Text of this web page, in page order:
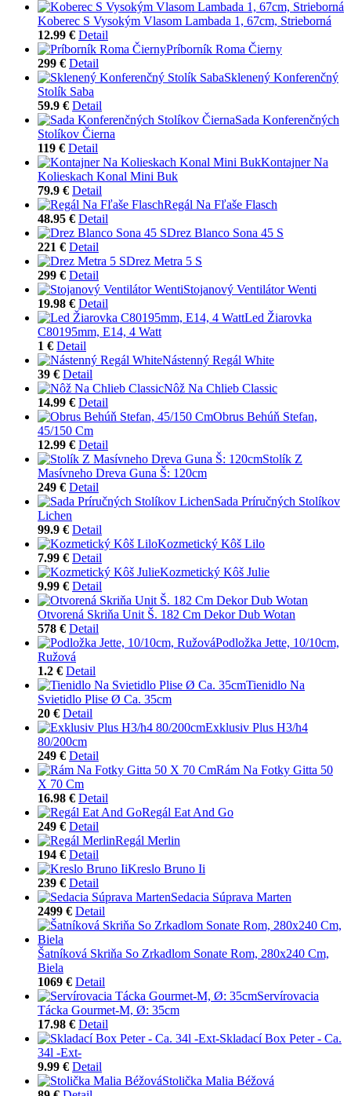
Koberec S Vysokým Vlasom Lambada 1, 67cm, Strieborná
12.99 € Detail
Príborník Roma Čierny
299 € Detail
Sklenený Konferenčný
Stolík Saba
59.9 € Detail
Sada Konferenčných
Stolíkov Čierna
119 € Detail
Kontajner Na
Kolieskach Konal Mini Buk
79.9 € Detail
Regál Na Fľaše Flasch
48.95 € Detail
Drez Blanco Sona 45 S
221 € Detail
Drez Metra 5 S
299 € Detail
Stojanový Ventilátor Wenti
19.98 € Detail
Led Žiarovka
C80195mm, E14, 4 Watt
1 € Detail
Nástenný Regál White
39 € Detail
Nôž Na Chlieb Classic
14.99 € Detail
Obrus Behúň Stefan,
45/150 Cm
12.99 € Detail
Stolík Z
Masívneho Dreva Guna Š: 120cm
249 € Detail
Sada Príručných Stolíkov
Lichen
99.9 € Detail
Kozmetický Kôš Lilo
7.99 € Detail
Kozmetický Kôš Julie
9.99 € Detail
Otvorená Skriňa Unit Š. 182 Cm Dekor Dub Wotan
578 € Detail
Podložka Jette, 10/10cm,
Ružová
1.2 € Detail
Tienidlo Na
Svietidlo Plise Ø Ca. 35cm
20 € Detail
Exklusiv Plus H3/h4
80/200cm
249 € Detail
Rám Na Fotky Gitta 50
X 70 Cm
16.98 € Detail
Regál Eat And Go
249 € Detail
Regál Merlin
194 € Detail
Kreslo Bruno Ii
239 € Detail
Sedacia Súprava Marten
2499 € Detail
Šatníková Skriňa So Zrkadlom Sonate Rom, 280x240 Cm,
Biela
1069 € Detail
Servírovacia
Tácka Gourmet-M, Ø: 35cm
17.98 € Detail
Skladací Box Peter - Ca.
34l -Ext-
9.99 € Detail
Stolička Malia Béžová